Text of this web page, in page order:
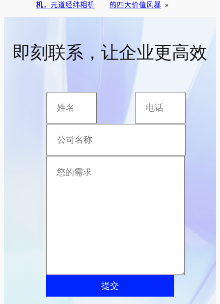
机，元道经纬相机
的四大价值风暴
»
即刻联系，让企业更高效
提交